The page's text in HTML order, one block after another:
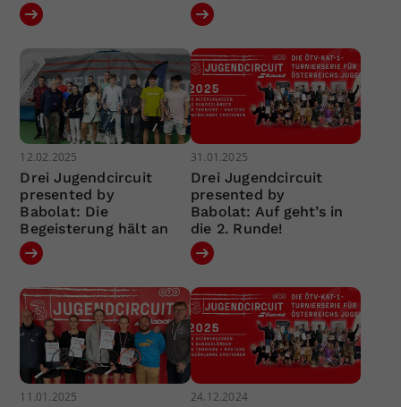
12.02.2025
Drei Jugendcircuit
presented by
Babolat: Die
Begeisterung hält an
31.01.2025
Drei Jugendcircuit
presented by
Babolat: Auf geht’s in
die 2. Runde!
11.01.2025 24.12.2024